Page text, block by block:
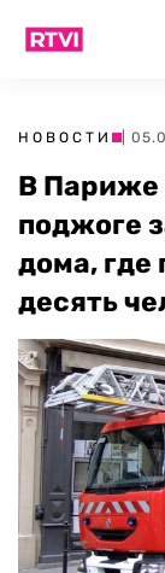
НОВОСТИ |
В Париже
поджоге
дома, где
десять